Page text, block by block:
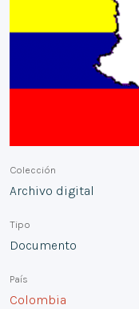
Colección
Archivo digital
Tipo
Documento
País
Colombia